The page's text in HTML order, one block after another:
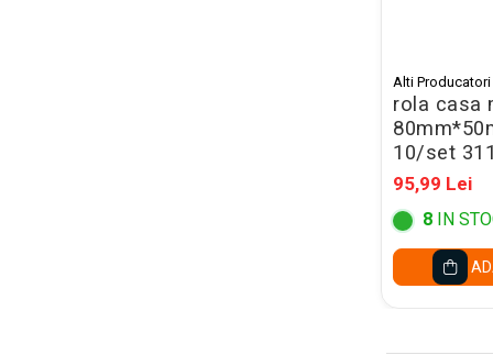
Alti Producatori
rola casa
10/set
95,99 Lei
8 IN